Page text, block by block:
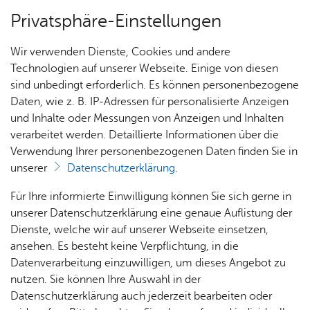
Über­sicht Bür­ger & Stadt
Rat­
haus &
Bür­
ger­
ser­vice
Rat­
häu­ser
Nach­
rich­
ten,
Vi­de­os
& Bil­
der
Me­di­
Jobs
Stel­
len­an­
ge­bo­te
Aus­bil­
dung &
Stu­di­
Bauen
& Um­
welt
Geo­
da­ten
Ge­
sund­
heit &
kum
Stadt­ge­schich­te
Vor­le­sen
Stadt­chro­nik
In der Friedrichshafener Stadtchronik werden die
vielfältigen historischen Geschehnisse in griffiger
Form zusammengeführt. Kennen Sie ein
bedeutendes historisches Ereignis, das nicht in
der Chronik aufgeführt ist? Dann nutzen Sie das
Formular für einen neuen Eintrag.
Privatsphäre-Einstellungen
Wir verwenden Dienste, Cookies und andere
Technologien auf unserer Webseite. Einige von diesen
sind unbedingt erforderlich. Es können personenbezogene
Daten, wie z. B. IP-Adressen für personalisierte Anzeigen
und Inhalte oder Messungen von Anzeigen und Inhalten
verarbeitet werden. Detaillierte Informationen über die
Verwendung Ihrer personenbezogenen Daten finden Sie in
unserer
Datenschutzerklärung.
Für Ihre informierte Einwilligung können Sie sich gerne in
unserer Datenschutzerklärung eine genaue Auflistung der
Dienste, welche wir auf unserer Webseite einsetzen,
ansehen. Es besteht keine Verpflichtung, in die
Datenverarbeitung einzuwilligen, um dieses Angebot zu
nutzen. Sie können Ihre Auswahl in der
Datenschutzerklärung auch jederzeit bearbeiten oder